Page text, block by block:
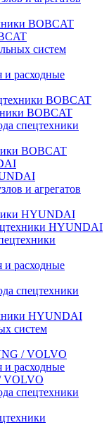
BOBCAT
систем
и расходные
BOBCAT
BOBCAT
спецтехники
BOBCAT
и агрегатов
HYUNDAI
HYUNDAI
и расходные
спецтехники
HYUNDAI
систем
/ VOLVO
и расходные
VOLVO
спецтехники